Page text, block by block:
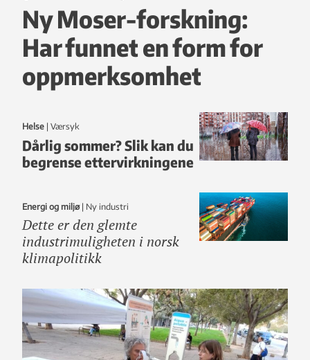
Ny Moser-forskning:
Har funnet en form for
oppmerksomhet
Helse | Værsyk
Dårlig sommer? Slik kan du
begrense ettervirkningene
Energi og miljø | ny industri
Dette er den glemte
industrimuligheten i norsk
klimapolitikk